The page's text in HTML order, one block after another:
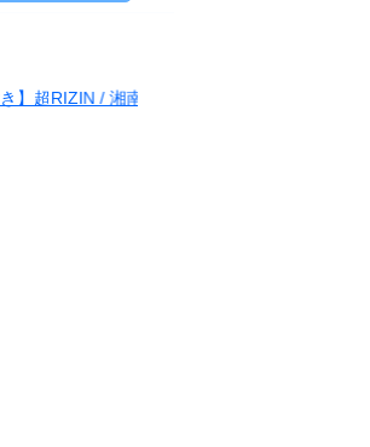
容クリニック presents RIZIN.38